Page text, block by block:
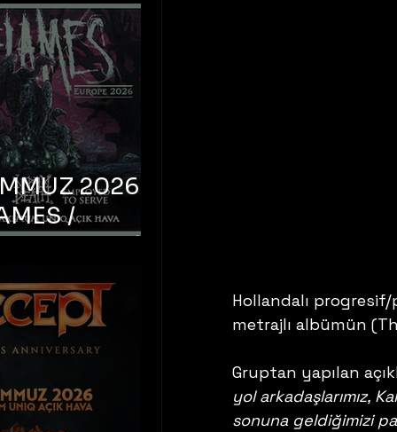
Hollandalı
metrajlı albümün
Gruptan yapılan
yol arkadaşlarımız,
sonuna geldiğimizi
2026 –
/
DEATH /
– İstanbul,
Uniq